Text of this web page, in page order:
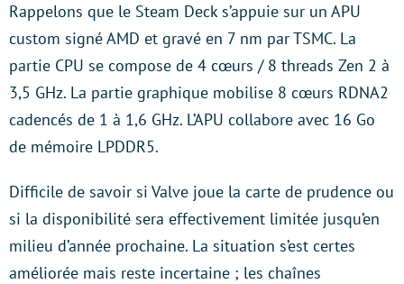
Rappelons que le Steam Deck s’appuie sur un APU
custom signé AMD et gravé en 7 nm par TSMC. La
partie CPU se compose de 4 cœurs / 8 threads Zen 2 à
3,5 GHz. La partie graphique mobilise 8 cœurs RDNA2
cadencés de 1 à 1,6 GHz. L’APU collabore avec 16 Go
de mémoire LPDDR5.
Difficile de savoir si Valve joue la carte de prudence ou
si la disponibilité sera effectivement limitée jusqu’en
milieu d’année prochaine. La situation s’est certes
améliorée mais reste incertaine ; les chaînes